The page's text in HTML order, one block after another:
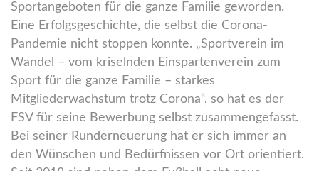
Sportangeboten für die ganze Familie geworden.
Eine Erfolgsgeschichte, die selbst die Corona-
Pandemie nicht stoppen konnte. „Sportverein im
Wandel – vom kriselnden Einspartenverein zum
Sport für die ganze Familie – starkes
Mitgliederwachstum trotz Corona“, so hat es der
FSV für seine Bewerbung selbst zusammengefasst.
Bei seiner Runderneuerung hat er sich immer an
den Wünschen und Bedürfnissen vor Ort orientiert.